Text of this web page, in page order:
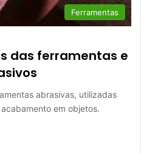
Ferramentas
das ferramentas e
abrasivas, utilizadas
em objetos.